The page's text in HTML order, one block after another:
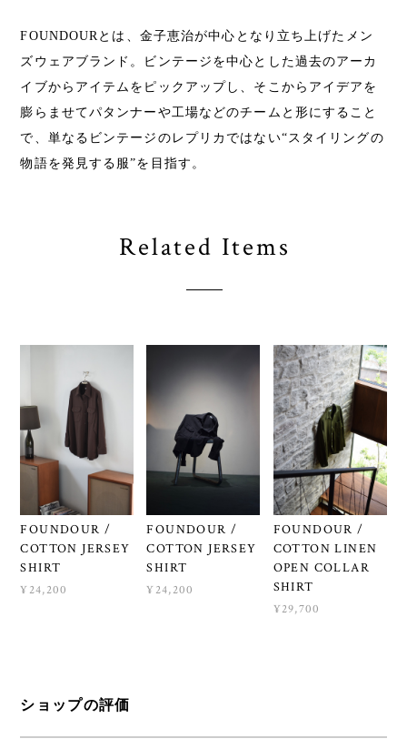
FOUNDOURとは、金子恵治が中心となり立ち上げたメン
ズウェアブランド。ビンテージを中心とした過去のアーカ
イブからアイテムをピックアップし、そこからアイデアを
膨らませてパタンナーや工場などのチームと形にすること
で、単なるビンテージのレプリカではない“スタイリングの
物語を発見する服”を目指す。
Related Items
FOUNDOUR /
COTTON JERSEY
SHIRT
¥24,200
FOUNDOUR /
COTTON JERSEY
SHIRT
¥24,200
FOUNDOUR /
COTTON LINEN
OPEN COLLAR
SHIRT
¥29,700
ショップの評価